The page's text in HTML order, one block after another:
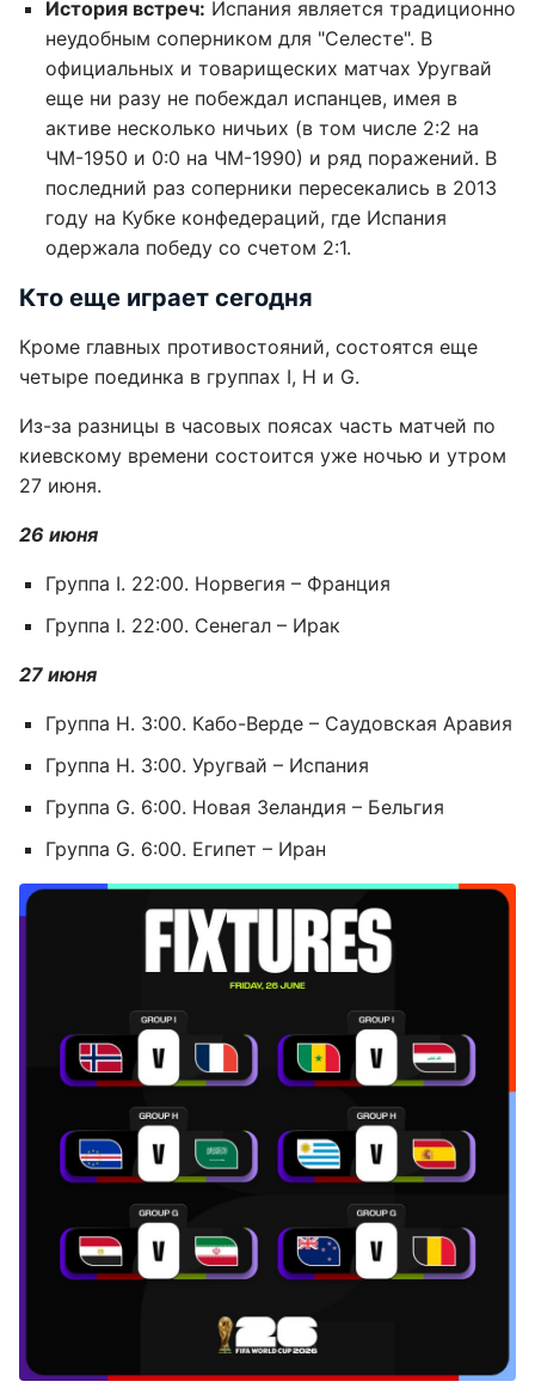
История встреч: Испания является традиционно
неудобным соперником для "Селесте". В
официальных и товарищеских матчах Уругвай
еще ни разу не побеждал испанцев, имея в
активе несколько ничьих (в том числе 2:2 на
ЧМ-1950 и 0:0 на ЧМ-1990) и ряд поражений. В
последний раз соперники пересекались в 2013
году на Кубке конфедераций, где Испания
одержала победу со счетом 2:1.
Кто еще играет сегодня
Кроме главных противостояний, состоятся еще
четыре поединка в группах I, Н и G.
Из-за разницы в часовых поясах часть матчей по
киевскому времени состоится уже ночью и утром
27 июня.
26 июня
Группа I. 22:00. Норвегия – Франция
Группа I. 22:00. Сенегал – Ирак
27 июня
Группа H. 3:00. Кабо-Верде – Саудовская Аравия
Группа H. 3:00. Уругвай – Испания
Группа G. 6:00. Новая Зеландия – Бельгия
Группа G. 6:00. Египет – Иран